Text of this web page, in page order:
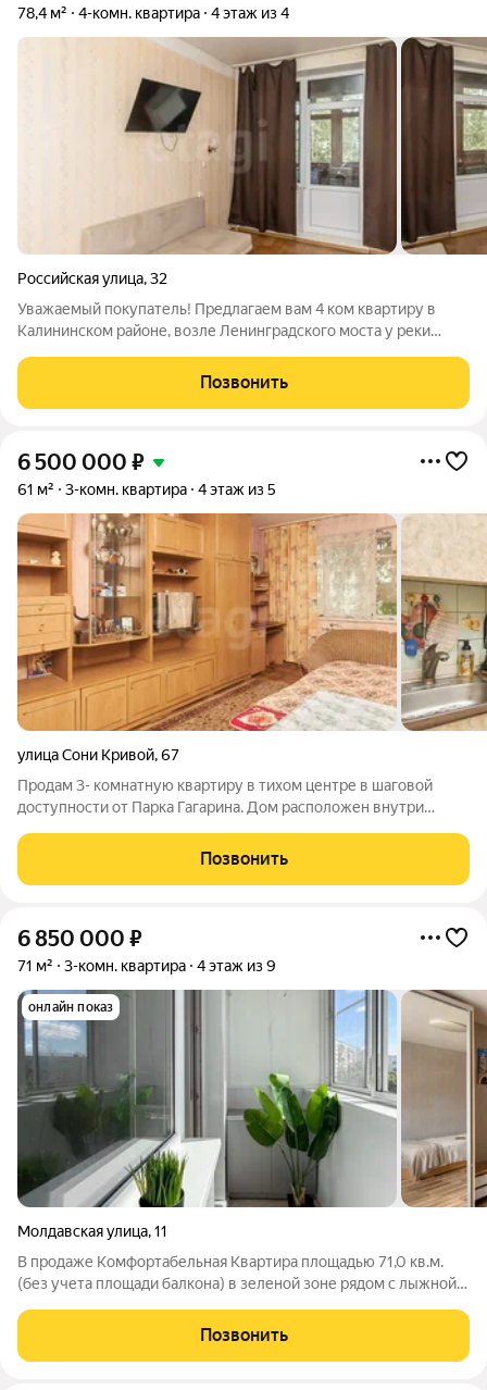
78,4 м² 4-комн. квартира 4 этаж из 4
Российская улица,32
Уважаемый покупатель! Предлагаем вам 4 ком квартиру в
Калининском районе, возле Ленинградского моста у реки
фасада). В подъезде планируют красить в 2026 году (4
квартал). ОПИСАНИЕ КВАРТИРЫ
Позвонить
6 500 000 ₽
61 м² 3-комн. квартира 4 этаж из 5
улица Сони Кривой,67
Продам 3- комнатную квартиру в тихом центре в шаговой
доступности от Парка Гагарина. Дом расположен внутри
гарантирует спокойствие и достаточно мест для парковки.
Удачная планировка квартиры,
Позвонить
6 850 000 ₽
71 м² 3-комн. квартира 4 этаж из 9
онлайн показ
Молдавская улица,11
В продаже Комфортабельная Квартира площадью 71,0 кв.м.
(без учета площади балкона) в зеленой зоне рядом с лыжной
пр-кт Комсомольский, ул Солнечная - отличное предложение
для Семейной пары
Позвонить